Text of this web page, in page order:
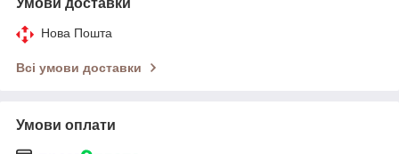
Умови доставки
Нова Пошта
Всі умови доставки
Умови оплати